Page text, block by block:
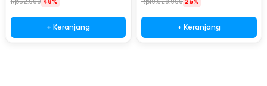
+ Keranjang + Keranjang